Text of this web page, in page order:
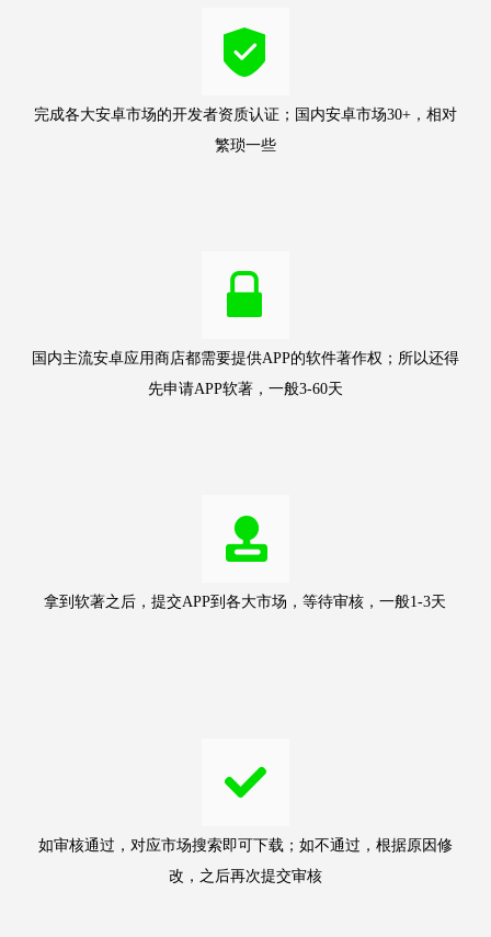
完成各大安卓市场的开发者资质认证；国内安卓市场30+，相对
繁琐一些
国内主流安卓应用商店都需要提供APP的软件著作权；所以还得
先申请APP软著，一般3-60天
拿到软著之后，提交APP到各大市场，等待审核，一般1-3天
如审核通过，对应市场搜索即可下载；如不通过，根据原因修
改，之后再次提交审核